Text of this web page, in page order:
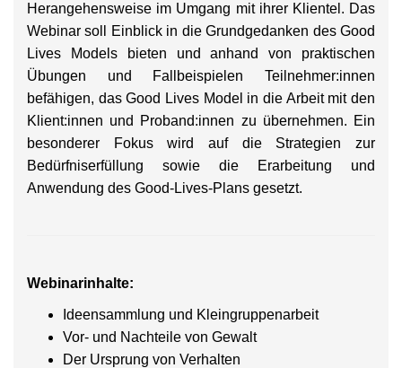
Herangehensweise im Umgang mit ihrer Klientel. Das
Webinar soll Einblick in die Grundgedanken des Good
Lives Models bieten und anhand von praktischen
Übungen und Fallbeispielen Teilnehmer:innen
befähigen, das Good Lives Model in die Arbeit mit den
Klient:innen und Proband:innen zu übernehmen. Ein
besonderer Fokus wird auf die Strategien zur
Bedürfniserfüllung sowie die Erarbeitung und
Anwendung des Good-Lives-Plans gesetzt.
Webinarinhalte:
Ideensammlung und Kleingruppenarbeit
Vor- und Nachteile von Gewalt
Der Ursprung von Verhalten